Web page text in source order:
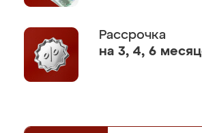
Рассрочка
на 3, 4, 6